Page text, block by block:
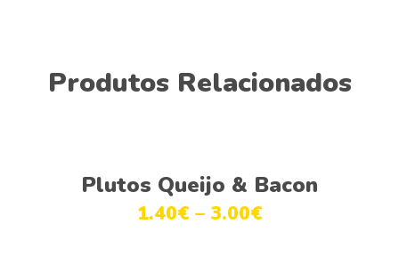
Produtos Relacionados
Ver opções
Plutos Queijo & Bacon
1.40€ – 3.00€